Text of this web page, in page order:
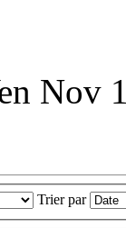
Nov
Trier par